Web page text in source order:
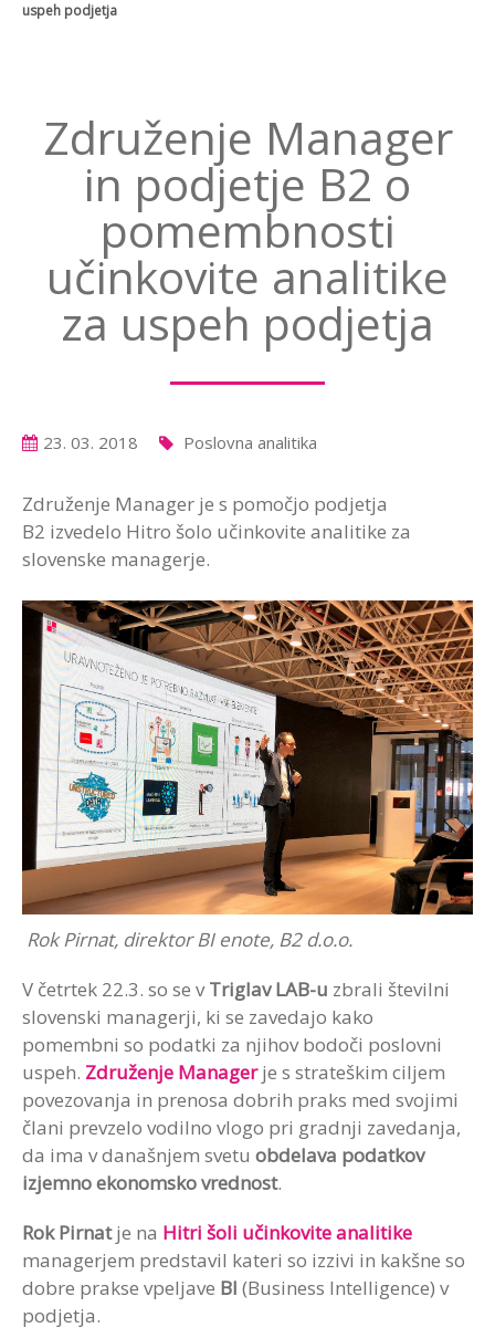
uspeh podjetja
Združenje Manager
in podjetje B2 o
pomembnosti
učinkovite analitike
za uspeh podjetja
23. 03. 2018 Poslovna analitika
Združenje Manager je s pomočjo podjetja
B2 izvedelo Hitro šolo učinkovite analitike za
slovenske managerje.
Rok Pirnat, direktor BI enote, B2 d.o.o.
V četrtek 22.3. so se vTriglav LAB-u zbrali številni
slovenski managerji, ki se zavedajo kako
pomembni so podatki za njihov bodoči poslovni
uspeh. Združenje Managerje s strateškim ciljem
povezovanja in prenosa dobrih praks med svojimi
člani prevzelo vodilno vlogo pri gradnji zavedanja,
da ima v današnjem svetu obdelava podatkov
izjemno ekonomsko vrednost.
Rok Pirnatje na Hitri šoli učinkovite analitike
managerjem predstavil kateri so izzivi in kakšne so
dobre prakse vpeljave BI (Business Intelligence) v
podjetja.